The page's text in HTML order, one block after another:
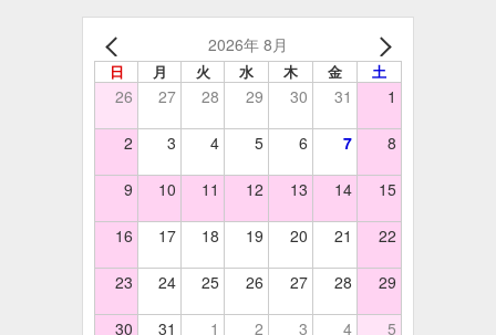
2026年 8月
日 月 火 水 木 金 土
26 27 28 29 30 31 1
2 3 4 5 6 7 8
9 10 11 12 13 14 15
16 17 18 19 20 21 22
23 24 25 26 27 28 29
30 31 1 2 3 4 5